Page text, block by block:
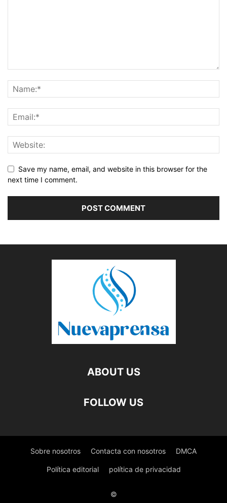
Save my name, email, and website in this browser for the
next time I comment.
ABOUT US
FOLLOW US
Sobre nosotros Contacta con nosotros DMCA
Política editorial política de privacidad
©